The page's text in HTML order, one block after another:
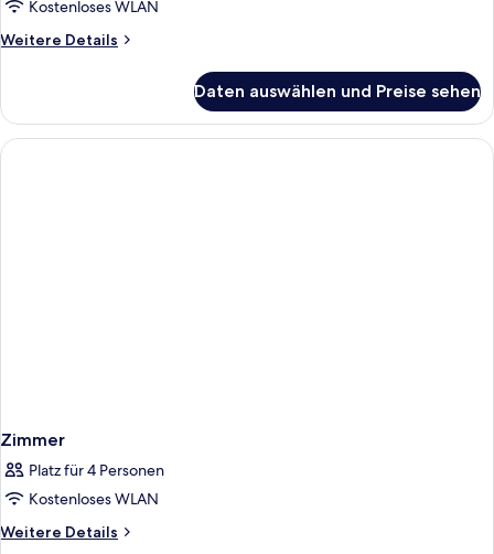
Kostenloses WLAN
Weitere Details
Weitere
Dreibettzimmer,
Meerblick
Daten auswählen und Preise sehen
Zimmer
Platz für 4 Personen
Kostenloses WLAN
Weitere Details
Weitere